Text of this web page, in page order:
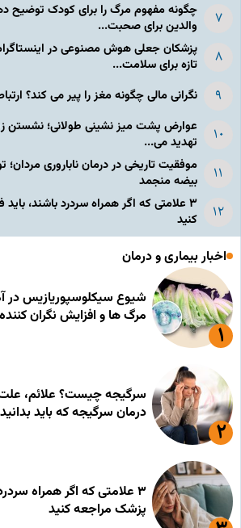
چگونه مفهوم مرگ را برای کودک توضیح
والدین برای صحبت...
پزشکان جعلی هوش مصنوعی در
تازه برای سلامت...
نگرانی مالی چگونه مغز را پیر می کند؟
عوارض پشت میز نشینی طولانی؛ نشستن
تهدید می...
موفقیت تاریخی در درمان ناباروری مردان؛
بیضه منجمد
۳ علامتی که اگر همراه سردرد باشند،
کنید
اخبار بیماری و درمان
شیوع سیکلوسپوریازیس در
مرگ ها و افزایش نگران
سرگیجه چیست؟ علائم،
درمان سرگیجه که باید بدانید
۳ علامتی که اگر همراه
پزشک مراجعه کنید